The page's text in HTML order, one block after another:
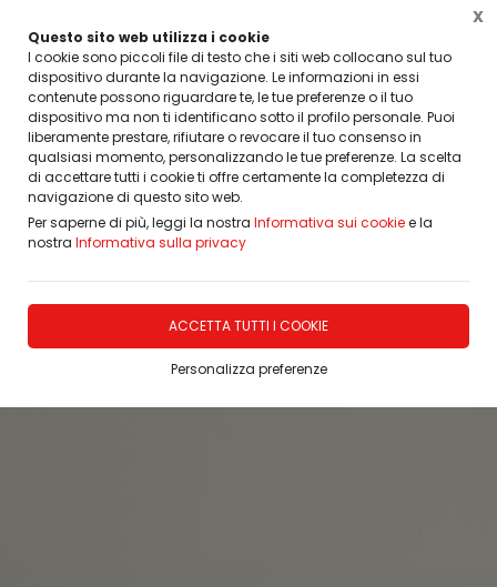
Questo sito web utilizza i cookie
I cookie sono piccoli file di testo che i siti web collocano sul tuo
dispositivo durante la navigazione. Le informazioni in essi
contenute possono riguardare te, le tue preferenze o il tuo
dispositivo ma non ti identificano sotto il profilo personale. Puoi
liberamente prestare, rifiutare o revocare il tuo consenso in
qualsiasi momento, personalizzando le tue preferenze. La scelta
di accettare tutti i cookie ti offre certamente la completezza di
navigazione di questo sito web.
Per saperne di più, leggi la nostra Informativa sui cookiee la
nostra Informativa sulla privacy
ACCETTA TUTTI I COOKIE
Personalizza preferenze
X
Home Porte, Finestre, Infissi, Arredamento PORTE INTERNE MODERNE IMIC